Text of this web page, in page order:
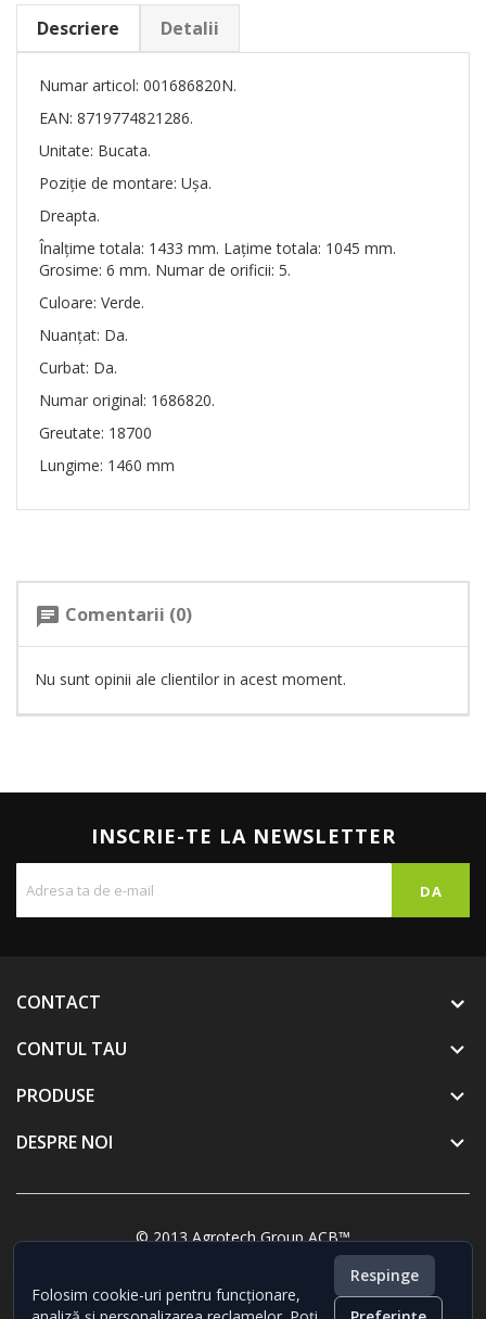
Folosim cookie-uri pentru funcționare,
Respinge
Descriere Detalii
Numar articol: 001686820N.
EAN: 8719774821286.
Unitate: Bucata.
Poziție de montare: Ușa.
Dreapta.
Înalțime totala: 1433 mm. Lațime totala: 1045 mm.
Grosime: 6 mm. Numar de orificii: 5.
Culoare: Verde.
Nuanțat: Da.
Curbat: Da.
Numar original: 1686820.
Greutate: 18700
Lungime: 1460 mm
chat Comentarii (0)
Nu sunt opinii ale clientilor in acest moment.
INSCRIE-TE LA NEWSLETTER
CONTACT
CONTUL TAU

PRODUSE 
DESPRE NOI 
© 2013 Agrotech Group ACB™